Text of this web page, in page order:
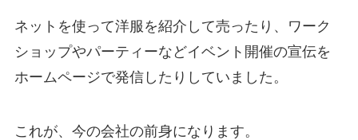
ネットを使って洋服を紹介して売ったり、ワーク
ショップやパーティーなどイベント開催の宣伝を
ホームページで発信したりしていました。
これが、今の会社の前身になります。